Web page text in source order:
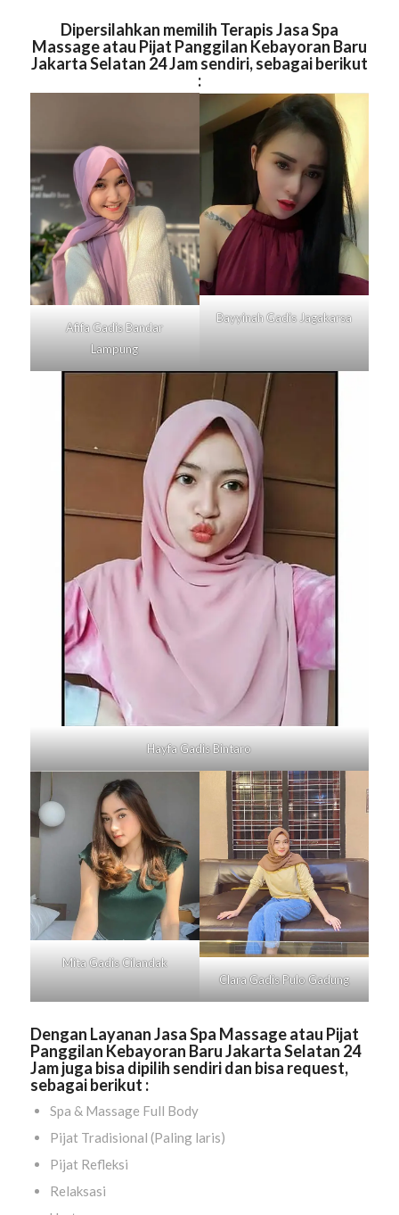
Dipersilahkan memilih Terapis Jasa Spa
Massage atau Pijat Panggilan Kebayoran Baru
Jakarta Selatan 24 Jam sendiri, sebagai berikut
:
Afifa GadisBandar
Lampung
Bayyinah GadisJagakarsa
Hayfa GadisBintaro
Mita GadisCilandak
Clara GadisPulo Gadung
Dengan Layanan Jasa Spa Massage atau Pijat
Panggilan Kebayoran Baru Jakarta Selatan 24
Jam juga bisa dipilih sendiri dan bisa request,
sebagai berikut :
Spa & Massage Full Body
Pijat Tradisional (Paling laris)
Pijat Refleksi
Relaksasi